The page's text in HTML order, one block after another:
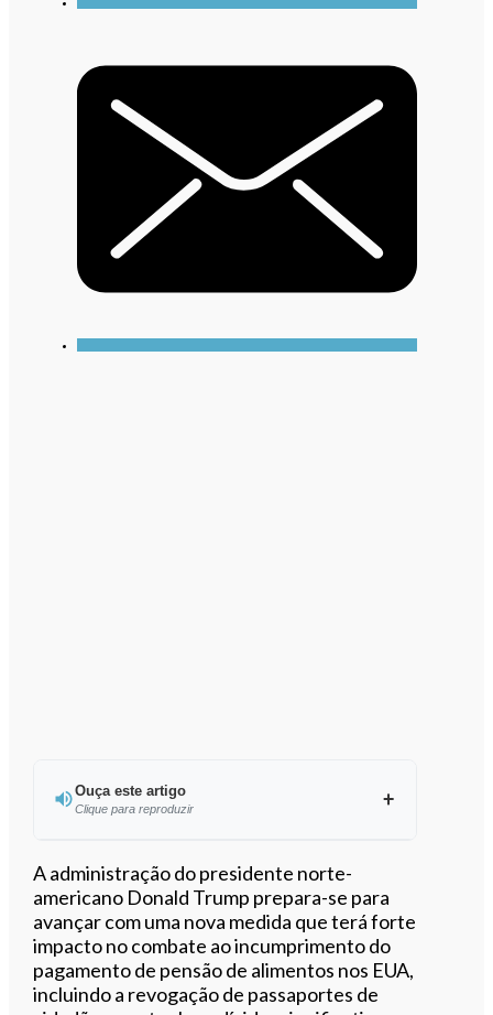
Ouça este artigo
Clique para reproduzir
Ouvir este artigo
A administração do presidente norte-
americano Donald Trump prepara-se para
avançar com uma nova medida que terá forte
impacto no combate ao incumprimento do
pagamento de pensão de alimentos nos EUA,
incluindo a revogação de passaportes de